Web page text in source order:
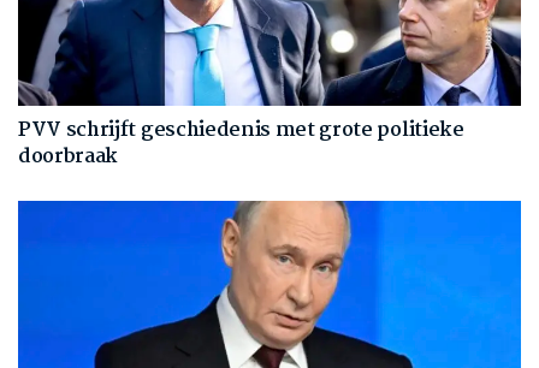
PVV schrijft geschiedenis met grote politieke
doorbraak